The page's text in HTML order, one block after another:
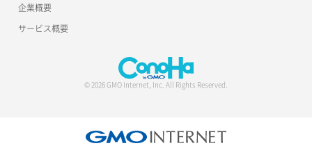
企業概要
サービス概要
© 2026 GMO Internet, Inc. All Rights Reserved.